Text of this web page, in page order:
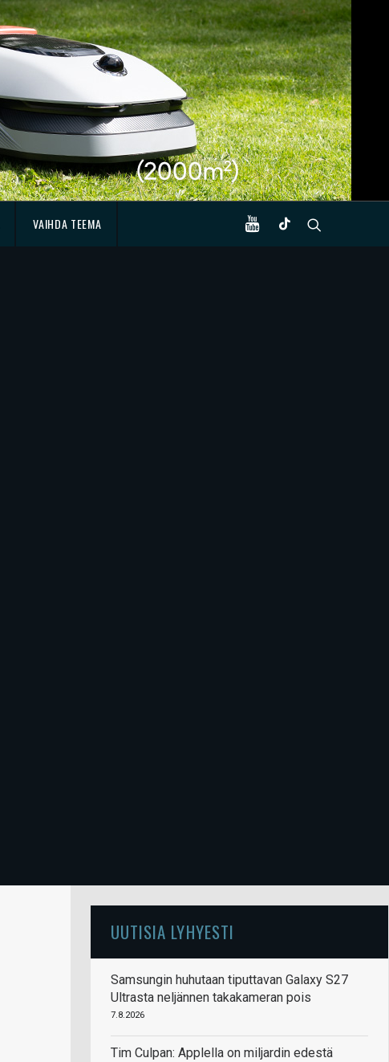
VAIHDA TEEMA
UUTISIA LYHYESTI
Samsungin huhutaan tiputtavan Galaxy S27
Ultrasta neljännen takakameran pois
7.8.2026
Tim Culpan: Applella on miljardin edestä